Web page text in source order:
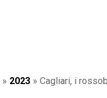
» 2023 » Cagliari, i